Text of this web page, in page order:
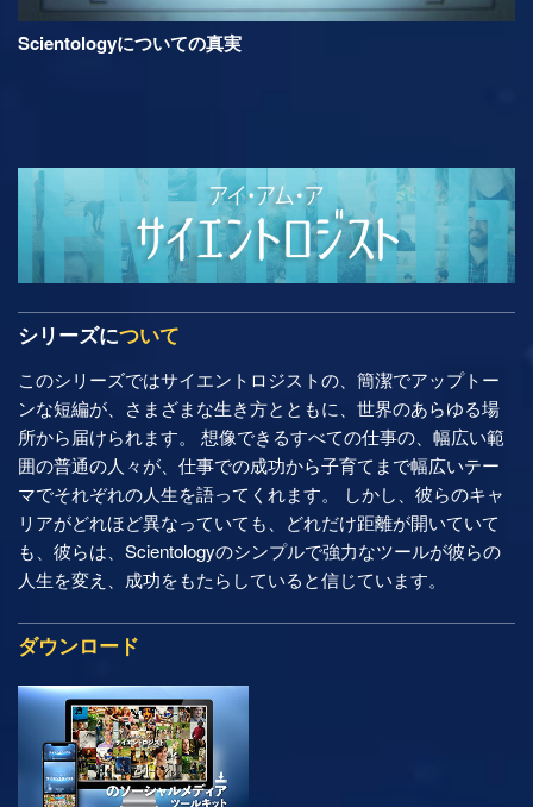
Scientologyについての真実
シリーズについて
このシリーズではサイエントロジストの、簡潔でアップトー
ンな短編が、さまざまな生き方とともに、世界のあらゆる場
所から届けられます。 想像できるすべての仕事の、幅広い範
囲の普通の人々が、仕事での成功から子育てまで幅広いテー
マでそれぞれの人生を語ってくれます。 しかし、彼らのキャ
リアがどれほど異なっていても、どれだけ距離が開いていて
も、彼らは、Scientologyのシンプルで強力なツールが彼らの
人生を変え、成功をもたらしていると信じています。
ダウンロード